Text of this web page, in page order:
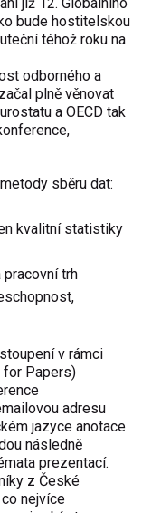
bude hostitelskou
téhož roku na
odborného a
plně věnovat
a OECD tak
sběru dat:
kvalitní statistiky
pracovní trh
v rámci
for Papers)
adresu
jazyce anotace
následně
prezentací.
z České
nejvíce